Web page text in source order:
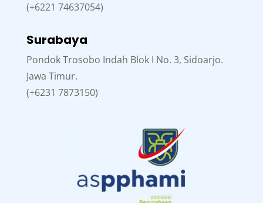
(+6221 74637054)
Surabaya
Pondok Trosobo Indah Blok I No. 3, Sidoarjo.
Jawa Timur.
(+6231 7873150)